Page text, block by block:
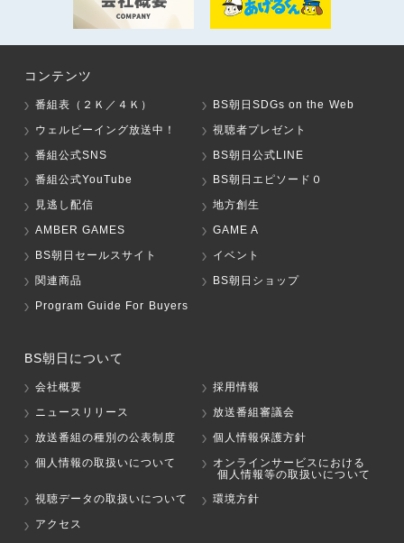
コンテンツ
番組表（２Ｋ／４Ｋ）
BS朝日SDGs on the Web
ウェルビーイング放送中！
視聴者プレゼント
番組公式SNS
BS朝日公式LINE
番組公式YouTube
BS朝日エピソード０
見逃し配信
地方創生
AMBER GAMES
GAME A
BS朝日セールスサイト
イベント
関連商品
BS朝日ショップ
Program Guide For Buyers
BS朝日について
会社概要
採用情報
ニュースリリース
放送番組審議会
放送番組の種別の公表制度
個人情報保護方針
個人情報の取扱いについて
オンラインサービスにおける
個人情報等の取扱いについて
視聴データの取扱いについて
環境方針
アクセス